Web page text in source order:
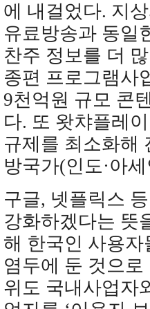
에 내걸었다. 지
유료방송과 동일
찬주 정보를 더
종편 프로그램사
9천억원 규모 콘
다. 또 왓챠플레
규제를 최소화해
방국가(인도·아
구글, 넷플릭스
강화하겠다는 뜻
해 한국인 사용
염두에 둔 것으
위도 국내사업자